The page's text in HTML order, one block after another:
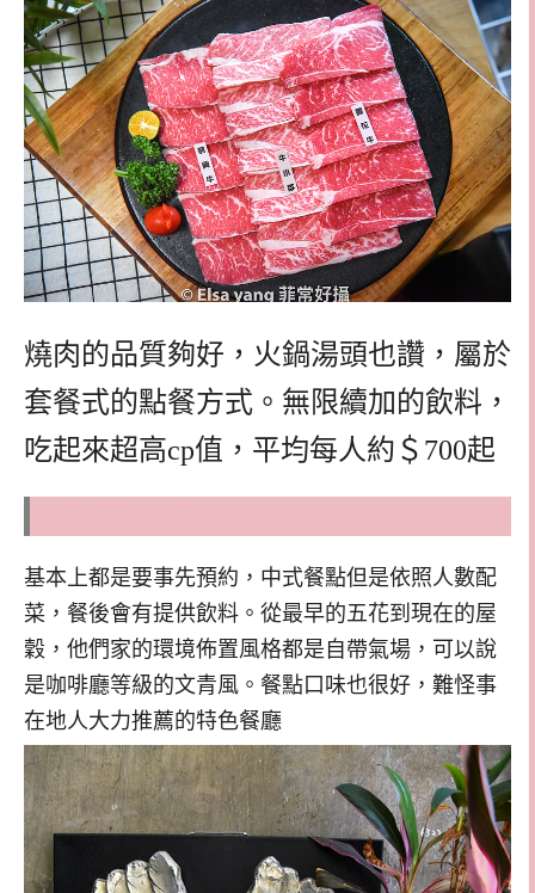
燒肉的品質夠好，火鍋湯頭也讚，屬於
套餐式的點餐方式。無限續加的飲料，
吃起來超高cp值，平均每人約＄700起
基本上都是要事先預約，中式餐點但是依照人數配
菜，餐後會有提供飲料。從最早的五花到現在的屋
穀，他們家的環境佈置風格都是自帶氣場，可以說
是咖啡廳等級的文青風。餐點口味也很好，難怪事
在地人大力推薦的特色餐廳